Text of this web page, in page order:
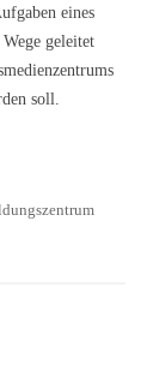
eines
geleitet
soll.